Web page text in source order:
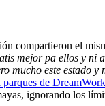
compartieron el
mejor pa ellos y ni
mucho este estado
de
ignorando los